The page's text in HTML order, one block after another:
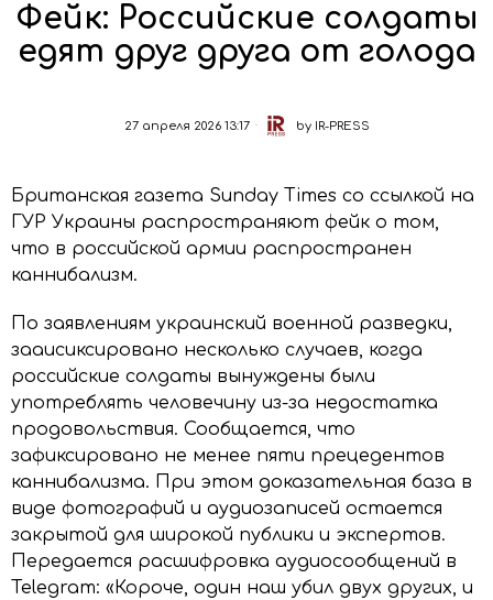
Фейк: Российские солдаты
едят друг друга от голода
27 апреля 2026 13:17 by IR-PRESS
Британская газета Sunday Times со ссылкой на
ГУР Украины распространяют фейк о том,
что в российской армии распространен
каннибализм.
По заявлениям украинский военной разведки,
заaисиксировано несколько случаев, когда
российские солдаты вынуждены были
употреблять человечину из-за недостатка
продовольствия. Сообщается, что
зафиксировано не менее пяти прецедентов
каннибализма. При этом доказательная база в
виде фотографий и аудиозаписей остается
закрытой для широкой публики и экспертов.
Передается расшифровка аудиосообщений в
Telegram: «Короче, один наш убил двух других, и